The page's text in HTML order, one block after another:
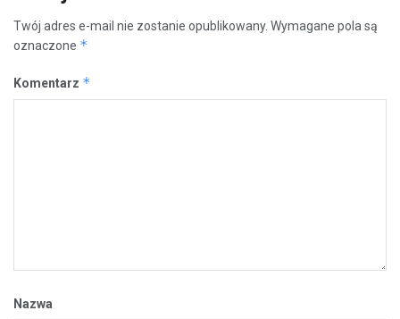
Twój adres e-mail nie zostanie opublikowany. Wymagane pola są
oznaczone *
Komentarz *
Nazwa